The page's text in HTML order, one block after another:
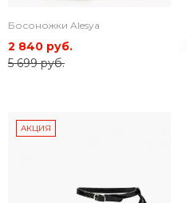
Босоножки Alesya
2 840 руб.
5 699 руб.
АКЦИЯ